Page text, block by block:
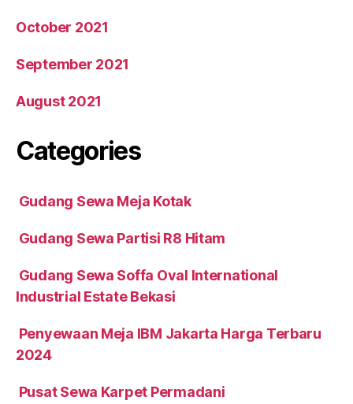
October 2021
September 2021
August 2021
Categories
Gudang Sewa Meja Kotak
Gudang Sewa Partisi R8 Hitam
Gudang Sewa Soffa Oval International
Industrial Estate Bekasi
Penyewaan Meja IBM Jakarta Harga Terbaru
2024
Pusat Sewa Karpet Permadani